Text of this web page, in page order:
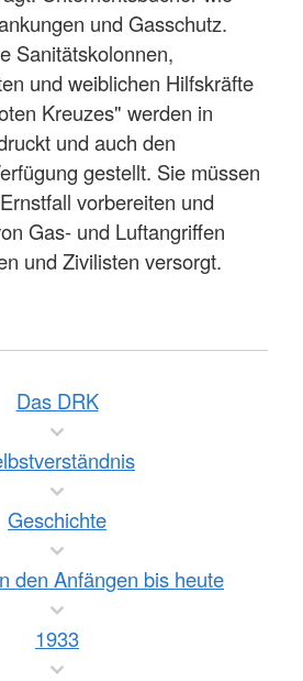
und Gasschutz.
Sanitätskolonnen,
und weiblichen Hilfskräfte
Kreuzes" werden in
und auch den
gestellt. Sie müssen
vorbereiten und
Gas- und Luftangriffen
und Zivilisten versorgt.
Das DRK
Geschichte
den Anfängen bis heute
1933